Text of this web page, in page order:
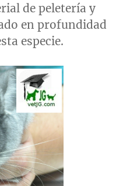
de peletería y
en profundidad
especie.